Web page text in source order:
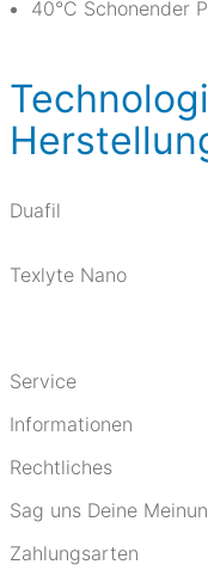
40°C Schonender
Duafil
Texlyte Nano
Service
Informationen
Rechtliches
Sag uns Deine
Zahlungsarten